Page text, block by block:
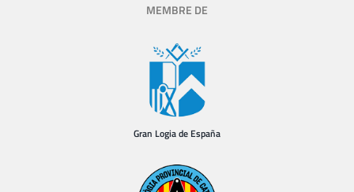
MEMBRE DE
Gran Logia de España